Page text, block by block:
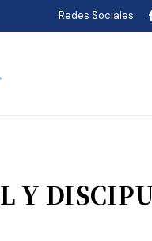
Redes Sociales
Y